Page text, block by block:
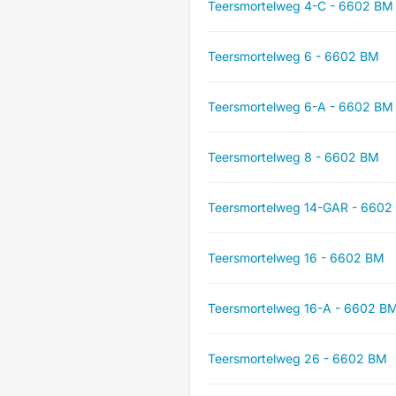
Teersmortelweg 4-C - 6602 BM
Teersmortelweg 6 - 6602 BM
Teersmortelweg 6-A - 6602 BM
Teersmortelweg 8 - 6602 BM
Teersmortelweg 14-GAR - 6602
Teersmortelweg 16 - 6602 BM
Teersmortelweg 16-A - 6602
Teersmortelweg 26 - 6602 BM